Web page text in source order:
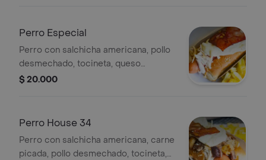
Perro Especial
Perro con salchicha americana, pollo
desmechado, tocineta, queso
gratinado y papa francesa.
$ 20.000
Perro House 34
Perro con salchicha americana, carne
picada, pollo desmechado, tocineta,